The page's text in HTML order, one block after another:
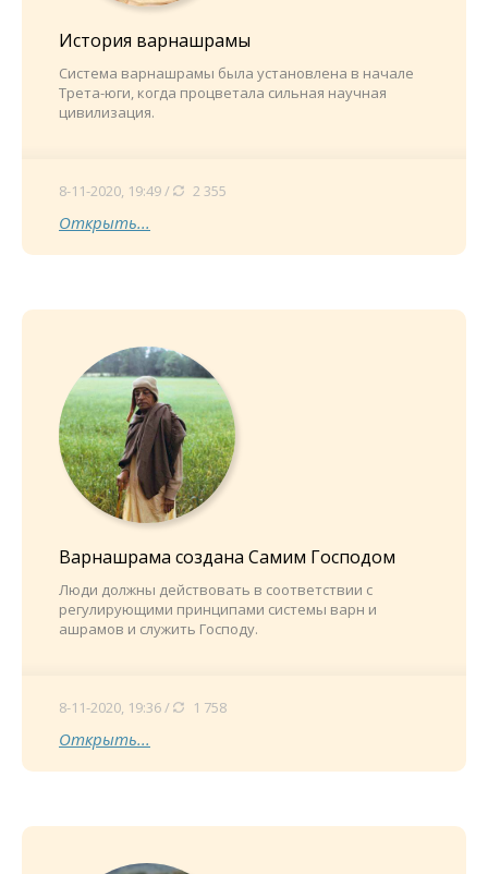
История варнашрамы
Система варнашрамы была установлена в начале
Трета-юги, когда процветала сильная научная
цивилизация.
8-11-2020, 19:49 / 2 355
Открыть...
Варнашрама создана Самим Господом
Люди должны действовать в соответствии с
регулирующими принципами системы варн и
ашрамов и служить Господу.
8-11-2020, 19:36 / 1 758
Открыть...